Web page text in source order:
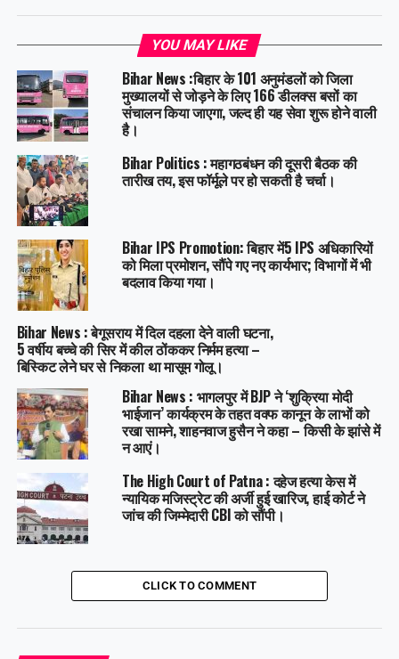
YOU MAY LIKE
Bihar News :बिहार के 101 अनुमंडलों को जिला
मुख्यालयों से जोड़ने के लिए 166 डीलक्स बसों का
संचालन किया जाएगा, जल्द ही यह सेवा शुरू होने वाली
है।
Bihar Politics : महागठबंधन की दूसरी बैठक की
तारीख तय, इस फॉर्मूले पर हो सकती है चर्चा।
Bihar IPS Promotion: बिहार में5 IPS अधिकारियों
को मिला प्रमोशन, सौंपे गए नए कार्यभार; विभागों में भी
बदलाव किया गया।
Bihar News : बेगूसराय में दिल दहला देने वाली घटना,
5 वर्षीय बच्चे की सिर में कील ठोंककर निर्मम हत्या –
बिस्किट लेने घर से निकला था मासूम गोलू।
Bihar News : भागलपुर में BJP ने ‘शुक्रिया मोदी
भाईजान’ कार्यक्रम के तहत वक्फ कानून के लाभों को
रखा सामने, शाहनवाज हुसैन ने कहा – किसी के झांसे में
न आएं।
The High Court of Patna : दहेज हत्या केस में
न्यायिक मजिस्ट्रेट की अर्जी हुई खारिज, हाई कोर्ट ने
जांच की जिम्मेदारी CBI को सौंपी।
CLICK TO COMMENT